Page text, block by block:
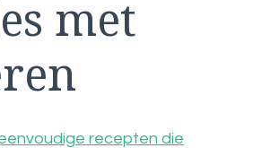
met
recepten die